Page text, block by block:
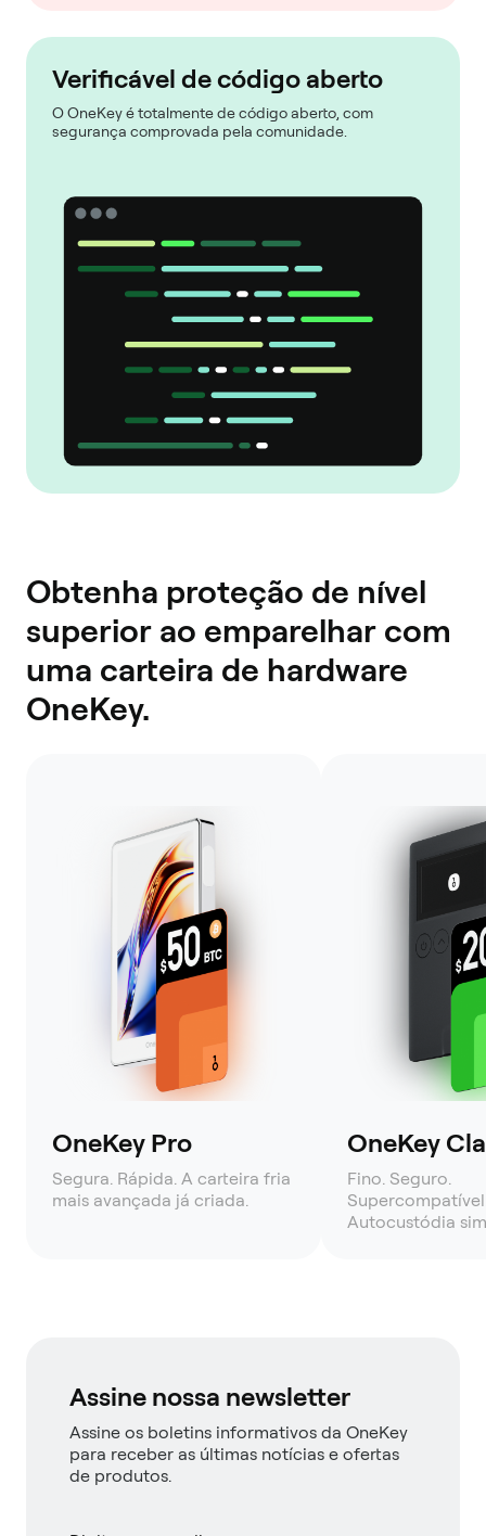
Verificável de código aberto
O OneKey é totalmente de código aberto, com
segurança comprovada pela comunidade.
Obtenha proteção de nível
superior ao emparelhar com
uma carteira de hardware
OneKey.
OneKey Pro
Segura. Rápida. A carteira fria
mais avançada já criada.
OneKey
Fino. Seguro.
Autocustódia
Assine nossa newsletter
Assine os boletins informativos da OneKey
para receber as últimas notícias e ofertas
de produtos.